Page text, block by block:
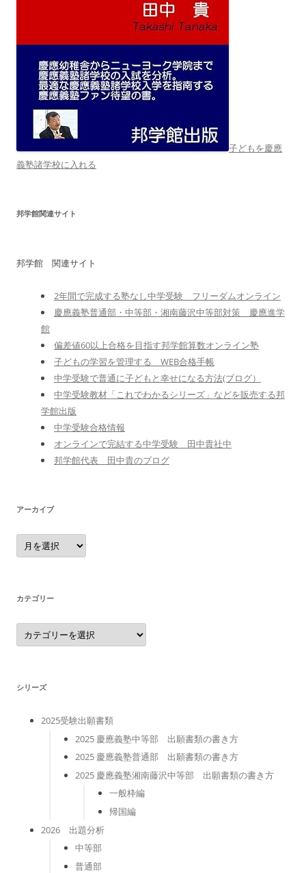
子どもを慶應
義塾諸学校に入れる
邦学館関連サイト
邦学館 関連サイト
2年間で完成する塾なし中学受験 フリーダムオンライン
慶應義塾普通部・中等部・湘南藤沢中等部対策 慶應進学
館
偏差値60以上合格を目指す邦学館算数オンライン塾
子どもの学習を管理する WEB合格手帳
中学受験で普通に子どもと幸せになる方法(ブログ）
中学受験教材「これでわかるシリーズ」などを販売する邦
学館出版
中学受験合格情報
オンラインで完結する中学受験 田中貴社中
邦学館代表 田中貴のブログ
アーカイブ
ア
ー
カ
カテゴリー
カ
テ
ゴ
シリーズ
2025受験出願書類
2025 慶應義塾中等部 出願書類の書き方
2025 慶應義塾普通部 出願書類の書き方
2025 慶應義塾湘南藤沢中等部 出願書類の書き方
一般枠編
帰国編
2026 出題分析
中等部
普通部